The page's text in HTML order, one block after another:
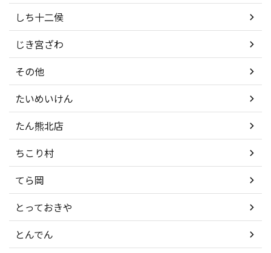
しち十二侯
じき宮ざわ
その他
たいめいけん
たん熊北店
ちこり村
てら岡
とっておきや
とんでん